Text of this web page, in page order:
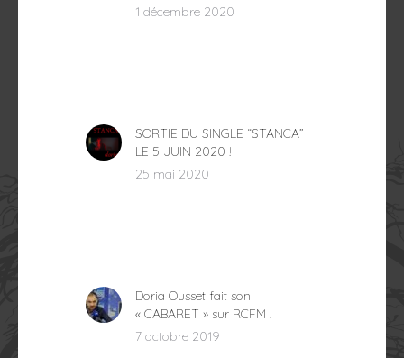
1 décembre 2020
SORTIE DU SINGLE “STANCA”
LE 5 JUIN 2020 !
25 mai 2020
Doria Ousset fait son
« CABARET » sur RCFM !
7 octobre 2019